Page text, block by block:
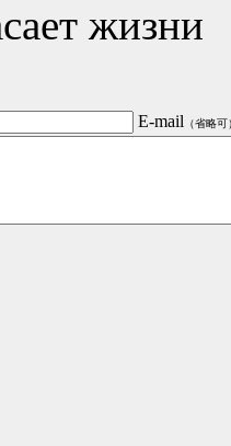
жизни
E-mail （省略可